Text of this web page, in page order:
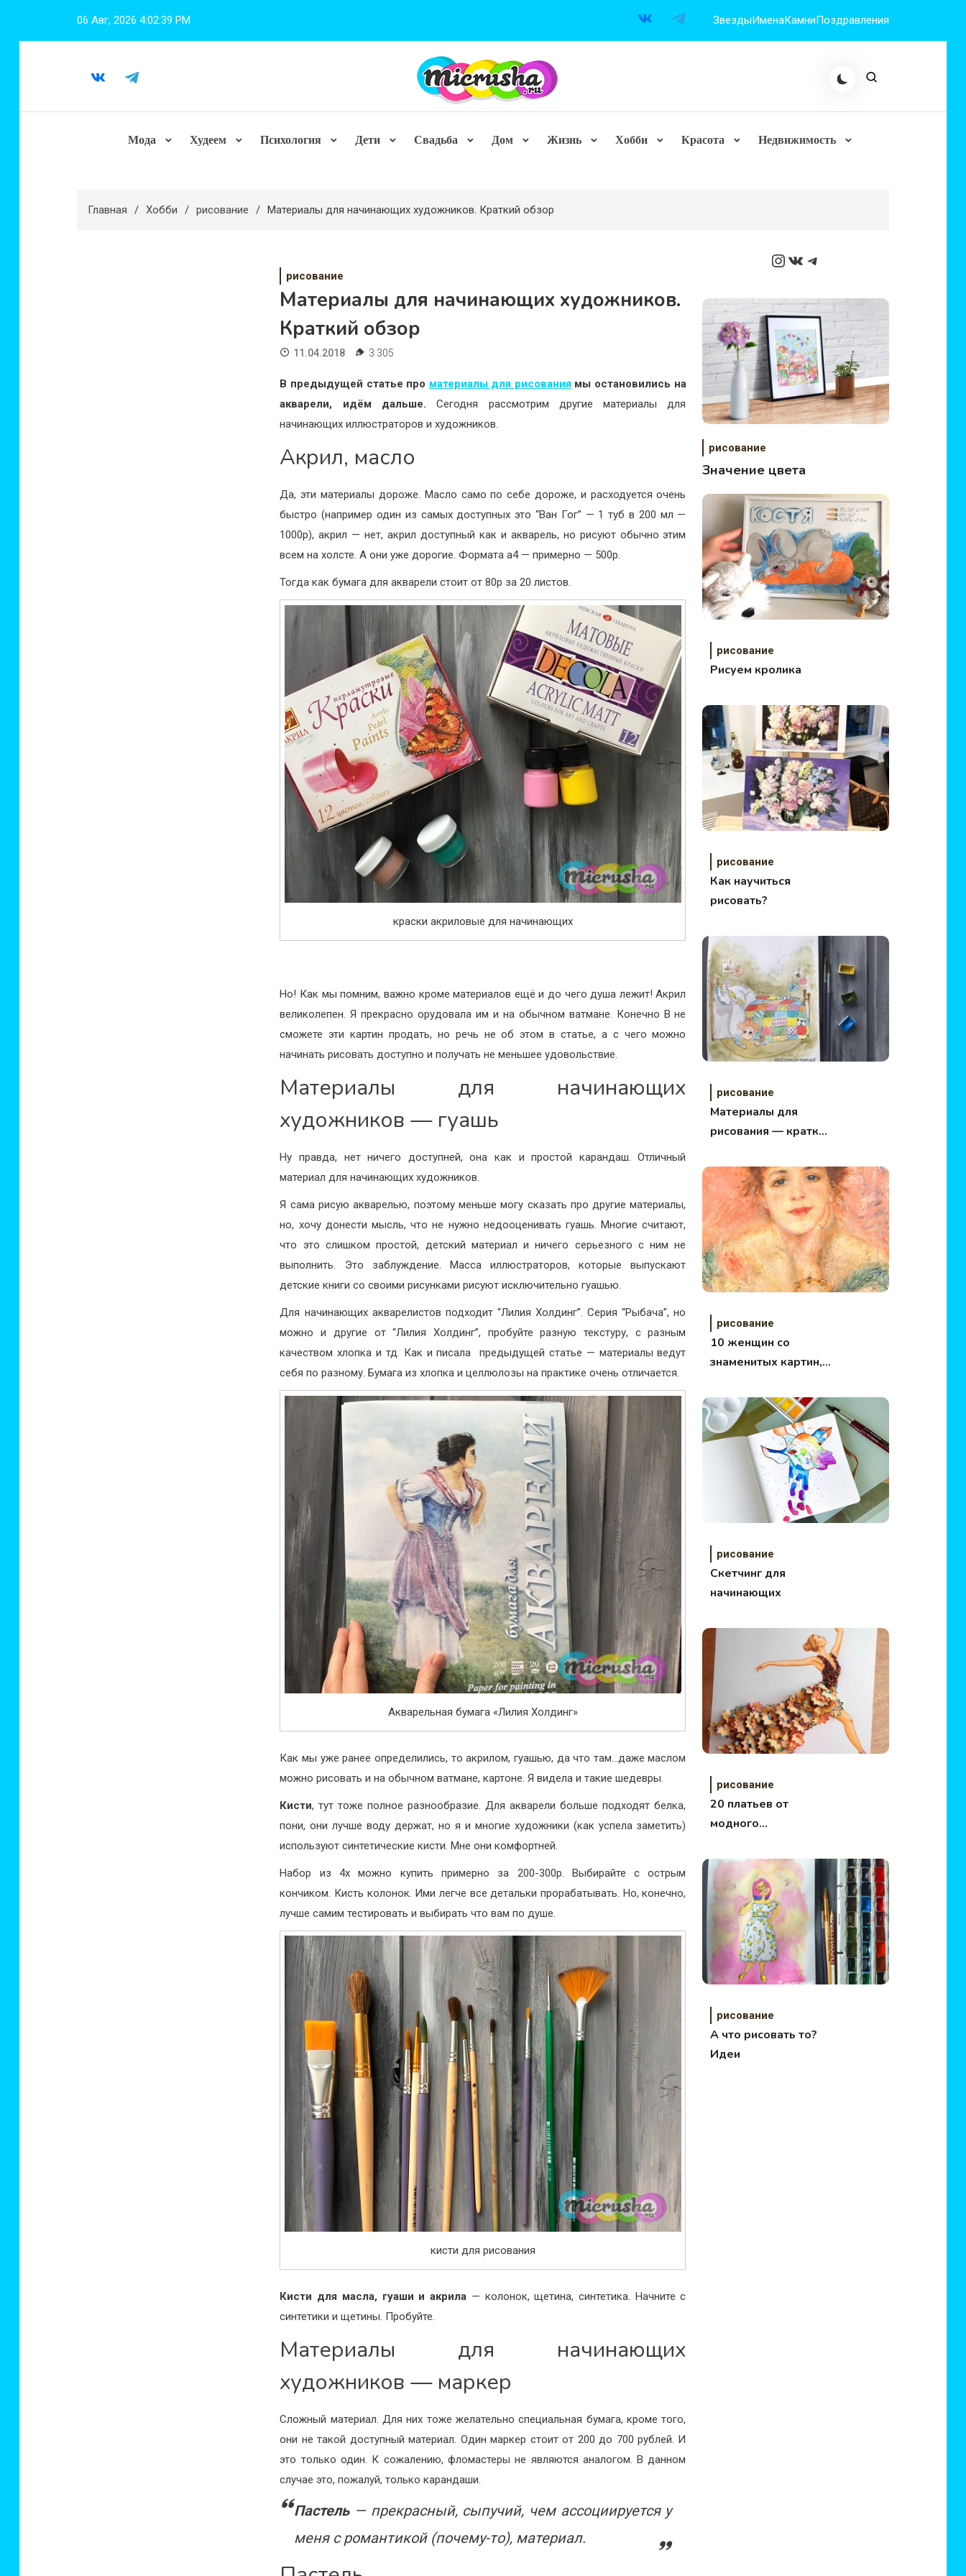
06 Авг, 2026 4:02:41 PM ЗвездыИменаКамниПоздравления
Мода Худеем Психология Дети Свадьба Дом Жизнь Хобби Красота Недвижимость
Главная Хобби рисование Материалы для начинающих художников. Краткий обзор
рисование
Материалы для начинающих художников.
Краткий обзор
11.04.2018 3 305
В предыдущей статье про материалы для рисованиямы остановились на
акварели, идём дальше.Сегодня рассмотрим другие материалы для
начинающих иллюстраторов и художников.
Акрил, масло
Да, эти материалы дороже. Масло само по себе дороже, и расходуется очень
быстро (например один из самых доступных это “Ван Гог” — 1 туб в 200 мл —
1000р), акрил — нет, акрил доступный как и акварель, но рисуют обычно этим
всем на холсте. А они уже дорогие. Формата а4 — примерно — 500р.
Тогда как бумага для акварели стоит от 80р за 20 листов.
краски акриловые для начинающих
Но! Как мы помним, важно кроме материалов ещё и до чего душа лежит! Акрил
великолепен. Я прекрасно орудовала им и на обычном ватмане. Конечно В не
сможете эти картин продать, но речь не об этом в статье, а с чего можно
начинать рисовать доступно и получать не меньшее удовольствие.
Материалы для начинающих
художников — гуашь
Ну правда, нет ничего доступней, она как и простой карандаш. Отличный
материал для начинающих художников.
Я сама рисую акварелью, поэтому меньше могу сказать про другие материалы,
но, хочу донести мысль, что не нужно недооценивать гуашь. Многие считают,
что это слишком простой, детский материал и ничего серьезного с ним не
выполнить. Это заблуждение. Масса иллюстраторов, которые выпускают
детские книги со своими рисунками рисуют исключительно гуашью.
Для начинающих акварелистов подходит “Лилия Холдинг”. Серия “Рыбача”, но
можно и другие от “Лилия Холдинг”, пробуйте разную текстуру, с разным
качеством хлопка и тд. Как и писала предыдущей статье — материалы ведут
себя по разному. Бумага из хлопка и целлюлозы на практике очень отличается.
Акварельная бумага «Лилия Холдинг»
Как мы уже ранее определились, то акрилом, гуашью, да что там…даже маслом
можно рисовать и на обычном ватмане, картоне. Я видела и такие шедевры.
Кисти, тут тоже полное разнообразие. Для акварели больше подходят белка,
пони, они лучше воду держат, но я и многие художники (как успела заметить)
используют синтетические кисти. Мне они комфортней.
Набор из 4х можно купить примерно за 200-300р. Выбирайте с острым
кончиком. Кисть колонок. Ими легче все детальки прорабатывать. Но, конечно,
лучше самим тестировать и выбирать что вам по душе.
кисти для рисования
Кисти для масла, гуаши и акрила — колонок, щетина, синтетика. Начните с
синтетики и щетины. Пробуйте.
Материалы для начинающих
художников — маркер
Сложный материал. Для них тоже желательно специальная бумага, кроме того,
они не такой доступный материал. Один маркер стоит от 200 до 700 рублей. И
это только один. К сожалению, фломастеры не являются аналогом. В данном
случае это, пожалуй, только карандаши.
Пастель— прекрасный, сыпучий, чем ассоциируется у
меня с романтикой (почему-то), материал.
Instagram
ВКонтакте
Telegram
рисование
Значение цвета
рисование
Рисуем кролика
рисование
Как научиться
рисовать?
рисование
Материалы для
рисования — краткий
рекомендации
рисование
10 женщин со
знаменитых картин, о
не знаете
рисование
Скетчинг для
начинающих
рисование
20 платьев от
модного
Армении Эдгара
Артиса
рисование
А что рисовать то?
Идеи